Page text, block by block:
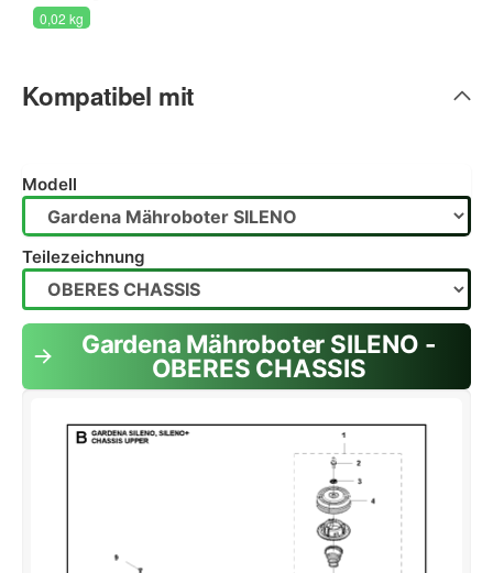
0,02 kg
Kompatibel mit
Gardena Mähroboter SILENO -
OBERES CHASSIS
Teilezeichnung
Modell